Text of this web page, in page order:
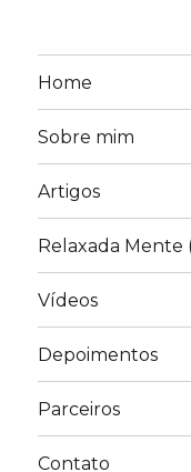
Home
Sobre mim
Artigos
Relaxada Mente
Vídeos
Depoimentos
Parceiros
Contato